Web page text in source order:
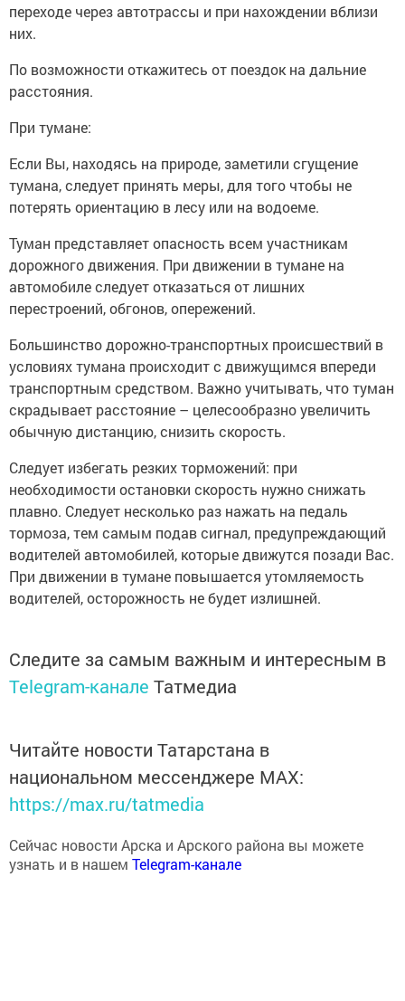
переходе через автотрассы и при нахождении вблизи
них.
По возможности откажитесь от поездок на дальние
расстояния.
При тумане:
Если Вы, находясь на природе, заметили сгущение
тумана, следует принять меры, для того чтобы не
потерять ориентацию в лесу или на водоеме.
Туман представляет опасность всем участникам
дорожного движения. При движении в тумане на
автомобиле следует отказаться от лишних
перестроений, обгонов, опережений.
Большинство дорожно-транспортных происшествий в
условиях тумана происходит с движущимся впереди
транспортным средством. Важно учитывать, что туман
скрадывает расстояние – целесообразно увеличить
обычную дистанцию, снизить скорость.
Следует избегать резких торможений: при
необходимости остановки скорость нужно снижать
плавно. Следует несколько раз нажать на педаль
тормоза, тем самым подав сигнал, предупреждающий
водителей автомобилей, которые движутся позади Вас.
При движении в тумане повышается утомляемость
водителей, осторожность не будет излишней.
Следите за самым важным и интересным в
Telegram-канале Татмедиа
Читайте новости Татарстана в
национальном мессенджере MАХ:
https://max.ru/tatmedia
Сейчас новости Арска и Арского района вы можете
узнать и в нашем Telegram-канале